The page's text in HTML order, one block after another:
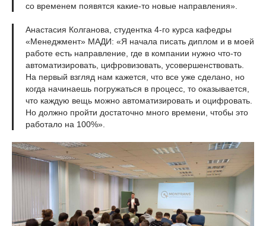
со временем появятся какие-то новые направления».
Анастасия Колганова, студентка 4-го курса кафедры
«Менеджмент» МАДИ: «Я начала писать диплом и в моей
работе есть направление, где в компании нужно что-то
автоматизировать, цифровизовать, усовершенствовать.
На первый взгляд нам кажется, что все уже сделано, но
когда начинаешь погружаться в процесс, то оказывается,
что каждую вещь можно автоматизировать и оцифровать.
Но должно пройти достаточно много времени, чтобы это
работало на 100%».